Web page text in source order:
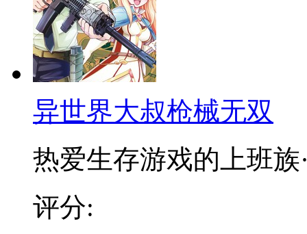
异世界大叔枪械无双
热爱生存游戏的上班族
评分: